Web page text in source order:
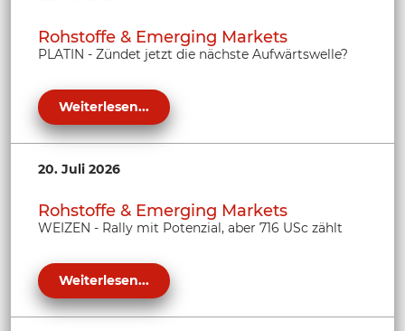
Rohstoffe & Emerging Markets
PLATIN - Zündet jetzt die nächste Aufwärtswelle?
Weiterlesen...
20. Juli 2026
Rohstoffe & Emerging Markets
WEIZEN - Rally mit Potenzial, aber 716 USc zählt
Weiterlesen...